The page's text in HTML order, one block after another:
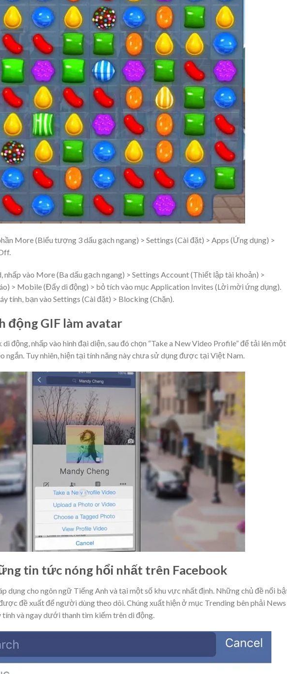
More (Biểu tượng 3 dấu gạch ngang) > Settings (Cài đặt) > Apps (Ứng dụng) >
nhấp vào More (Ba dấu gạch ngang) > Settings Account (Thiết lập tài khoản) >
> Mobile (Đẩy di động) > bỏ tích vào mục Application Invites (Lời mời ứng dụng).
tính, bạn vào Settings (Cài đặt) > Blocking (Chặn).
động GIF làm avatar
động, nhấp vào hình đại diện, sau đó chọn “Take a New Video Profile” để tải lên một
ngắn. Tuy nhiên, hiện tại tính năng này chưa sử dụng được tại Việt Nam.
tin tức nóng hổi nhất trên Facebook
dụng cho ngôn ngữ Tiếng Anh và tại một số khu vực nhất định. Những chủ đề nổi
đề xuất để người dùng theo dõi. Chúng xuất hiện ở mục Trending bên phải News
tính và ngay dưới thanh tìm kiếm trên di động.